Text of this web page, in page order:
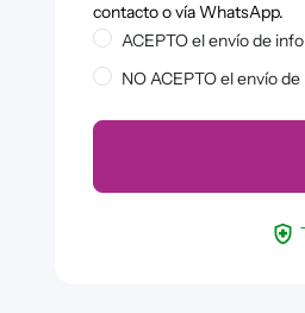
contacto o vía WhatsApp.
ACEPTO el envío de
NO ACEPTO el envío
health_and_safety